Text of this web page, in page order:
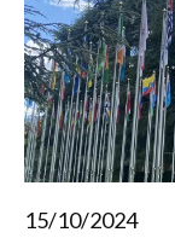
15/10/2024